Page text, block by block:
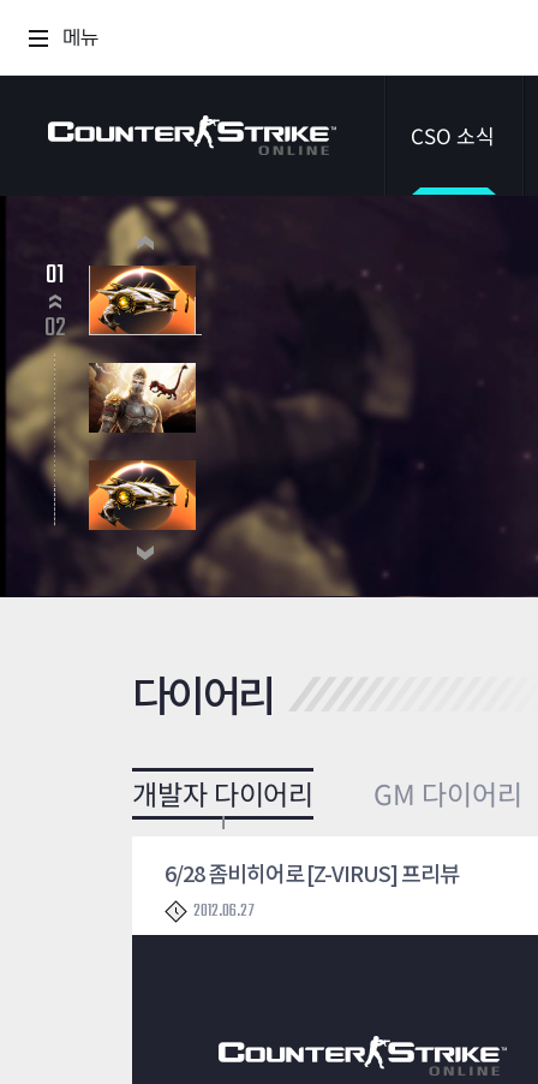
메뉴
CSO 소식
신규 에픽 무기 이클립스 시프터
01
02
다이어리
개발자 다이어리 GM 다이어리
6/28 좀비히어로 [Z-VIRUS] 프리뷰
2012.06.27